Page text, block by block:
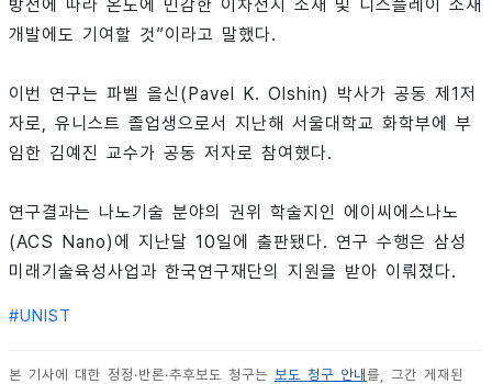
방전에 따라 온도에 민감한 이차전지 소재 및 디스플레이 소재
개발에도 기여할 것”이라고 말했다.
이번 연구는 파벨 올신(Pavel K. Olshin) 박사가 공동 제1저
자로, 유니스트 졸업생으로서 지난해 서울대학교 화학부에 부
임한 김예진 교수가 공동 저자로 참여했다.
연구결과는 나노기술 분야의 권위 학술지인 에이씨에스나노
(ACS Nano)에 지난달 10일에 출판됐다. 연구 수행은 삼성
미래기술육성사업과 한국연구재단의 지원을 받아 이뤄졌다.
#UNIST
본 기사에 대한 정정·반론·추후보도 청구는 보도 청구 안내 를, 그간 게재된